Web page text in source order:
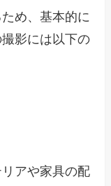
め、基本的に
影には以下の
アや家具の配